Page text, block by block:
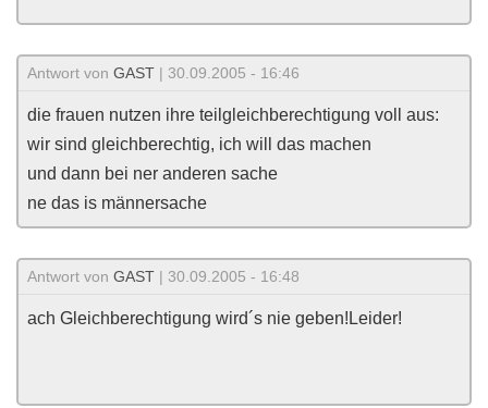
Antwort von GAST | 30.09.2005 - 16:46
die frauen nutzen ihre teilgleichberechtigung voll aus:
wir sind gleichberechtig, ich will das machen
und dann bei ner anderen sache
ne das is männersache
Antwort von GAST | 30.09.2005 - 16:48
ach Gleichberechtigung wird´s nie geben!Leider!